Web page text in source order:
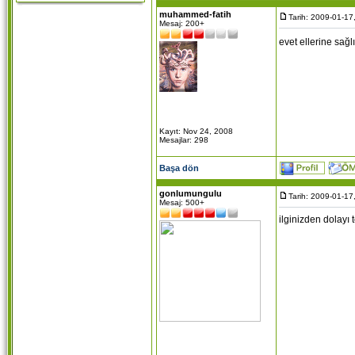
muhammed-fatih
Mesaj: 200+
Kayıt: Nov 24, 2008
Mesajlar: 298
Tarih: 2009-01-
evet ellerine
Başa dön
gonlumungulu
Mesaj: 500+
Tarih: 2009-01-
ilginizden dolayı